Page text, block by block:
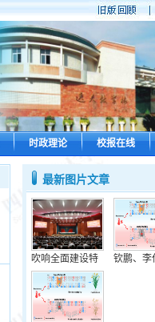
时政理论 校报在线
最新图片文章
吹响全面建设特 钦鹏、李